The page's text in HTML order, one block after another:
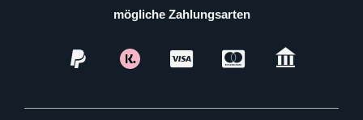
mögliche Zahlungsarten